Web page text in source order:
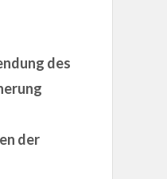
des
der